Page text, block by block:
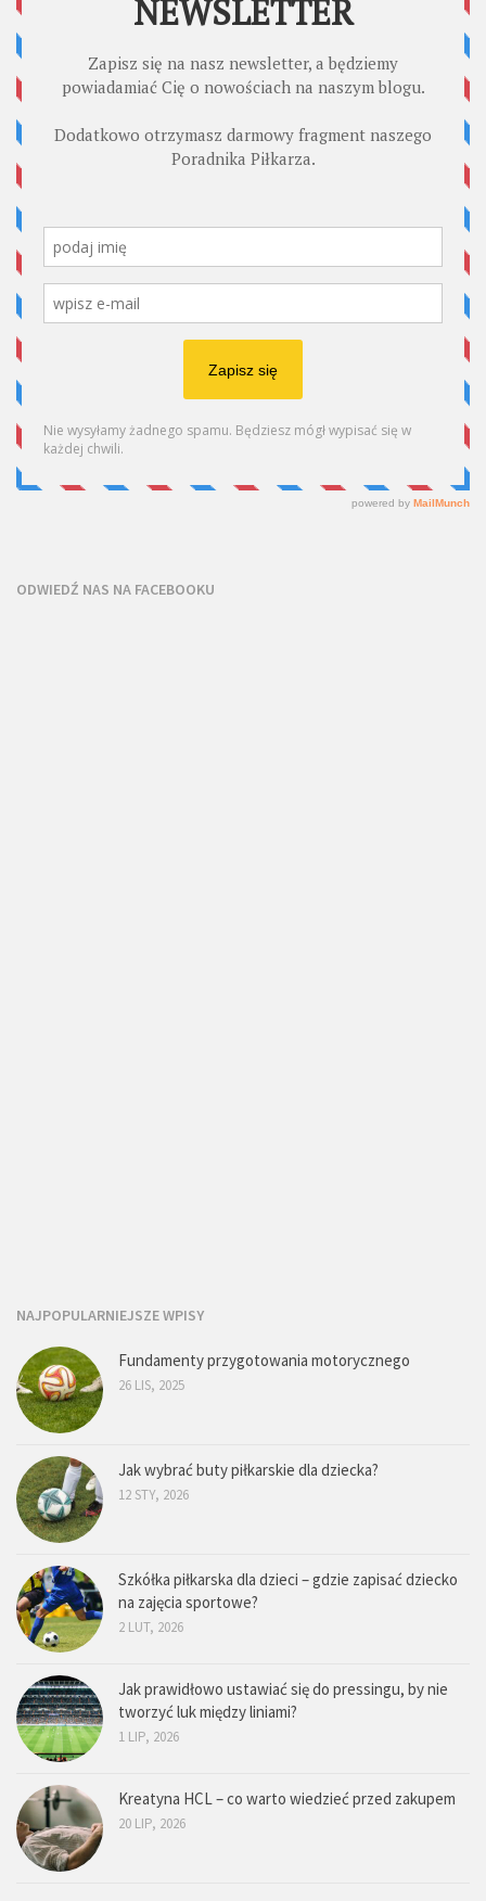
ODWIEDŹ NAS NA FACEBOOKU
NAJPOPULARNIEJSZE WPISY
Fundamenty przygotowania motorycznego
26 LIS, 2025
Jak wybrać buty piłkarskie dla dziecka?
12 STY, 2026
Szkółka piłkarska dla dzieci – gdzie zapisać dziecko
na zajęcia sportowe?
2 LUT, 2026
Jak prawidłowo ustawiać się do pressingu, by nie
tworzyć luk między liniami?
1 LIP, 2026
Kreatyna HCL – co warto wiedzieć przed zakupem
20 LIP, 2026